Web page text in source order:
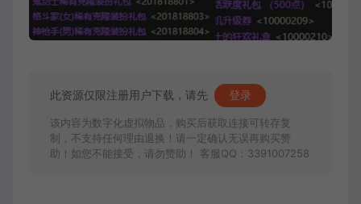
此资源仅限注册用户下载，请先 登录
该内容为数字化虚拟物品，购买后获取连接可转存复
制，不支持任何理由退换！请一定确认无误再购买赞
助！如您不能接受，请勿赞助！ 客服QQ：3391007258